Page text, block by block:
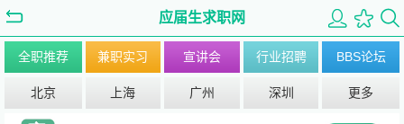
应届生求职网
全职推荐 兼职实习 宣讲会 行业招聘 BBS论坛
北京 上海 广州 深圳 更多